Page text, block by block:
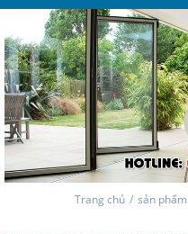
Trang chủ / sản phẩm